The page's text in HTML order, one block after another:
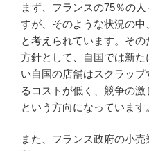
まず、フランスの75％の
すが、そのような状況の
と考えられています。そ
方針として、自国では新
い自国の店舗はスクラッ
るコストが低く、競争の
という方向になっています
また、フランス政府の小